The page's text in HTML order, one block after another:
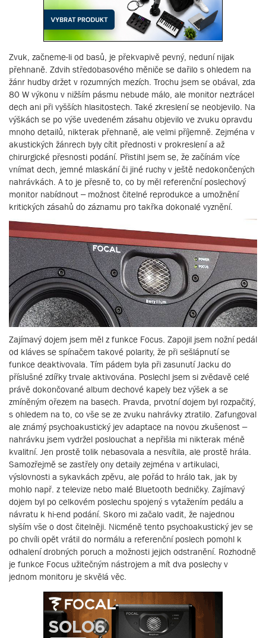
Zvuk, začneme-li od basů, je překvapivě pevný, neduní nijak
přehnaně. Zdvih středobasového měniče se dařilo s ohledem na
žánr hudby držet v rozumných mezích. Trochu jsem se obával, zda
80 W výkonu v nižším pásmu nebude málo, ale monitor neztrácel
dech ani při vyšších hlasitostech. Také zkreslení se neobjevilo. Na
výškách se po výše uvedeném zásahu objevilo ve zvuku opravdu
mnoho detailů, nikterak přehnaně, ale velmi příjemně. Zejména v
akustických žánrech byly cítit přednosti v prokreslení a až
chirurgické přesnosti podání. Přistihl jsem se, že začínám více
vnímat dech, jemné mlaskání či jiné ruchy v ještě nedokončených
nahrávkách. A to je přesně to, co by měl referenční poslechový
monitor nabídnout – možnost čitelné reprodukce a umožnění
kritických zásahů do záznamu pro takřka dokonalé vyznění.
Zajímavý dojem jsem měl z funkce Focus. Zapojil jsem nožní pedál
od kláves se spínačem takové polarity, že při sešlápnutí se
funkce deaktivovala. Tím pádem byla při zasunutí Jacku do
příslušné zdířky trvale aktivována. Poslechl jsem si zvědavě celé
právě dokončované album dechové kapely bez výšek a se
zmíněným ořezem na basech. Pravda, prvotní dojem byl rozpačitý,
s ohledem na to, co vše se ze zvuku nahrávky ztratilo. Zafungoval
ale známý psychoakustický jev adaptace na novou zkušenost –
nahrávku jsem vydržel poslouchat a nepřišla mi nikterak méně
kvalitní. Jen prostě tolik nebasovala a nesvítila, ale prostě hrála.
Samozřejmě se zastřely ony detaily zejména v artikulaci,
výslovnosti a sykavkách zpěvu, ale pořád to hrálo tak, jak by
mohlo např. z televize nebo malé Bluetooth bedničky. Zajímavý
dojem byl po celkovém poslechu spojený s vytažením pedálu a
návratu k hi-end podání. Skoro mi začalo vadit, že najednou
slyším vše o dost čitelněji. Nicméně tento psychoakustický jev se
po chvíli opět vrátil do normálu a referenční poslech pomohl k
odhalení drobných poruch a možnosti jejich odstranění. Rozhodně
je funkce Focus užitečným nástrojem a mít dva poslechy v
jednom monitoru je skvělá věc.